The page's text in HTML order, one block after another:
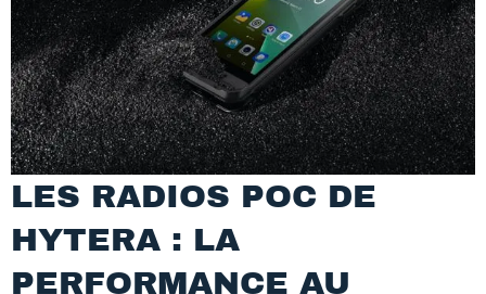
LES RADIOS POC DE
HYTERA : LA
PERFORMANCE AU